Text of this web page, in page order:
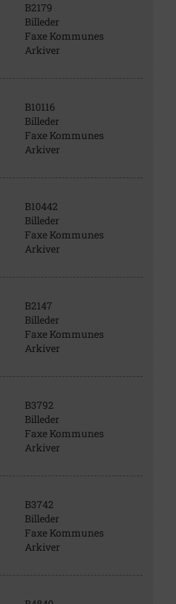
B2179
Billeder
Faxe Kommunes
Arkiver
B10116
Billeder
Faxe Kommunes
Arkiver
B10442
Billeder
Faxe Kommunes
Arkiver
B2147
Billeder
Faxe Kommunes
Arkiver
B3792
Billeder
Faxe Kommunes
Arkiver
B3742
Billeder
Faxe Kommunes
Arkiver